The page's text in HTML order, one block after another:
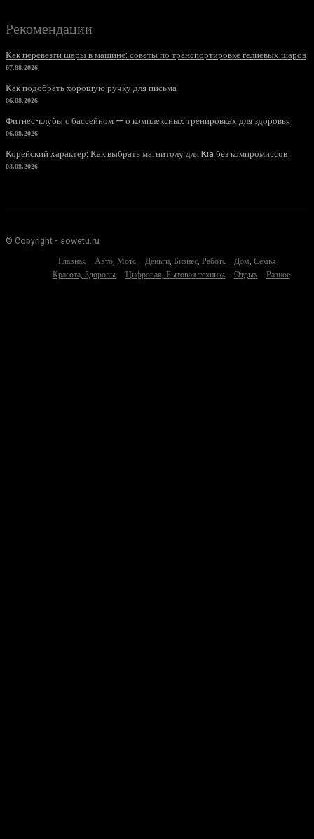
Рекомендации
Как перевезти шары в машине: советы по транспортировке гелиевых шаров
07.08.2026
Как подобрать хорошую ручку для письма
06.08.2026
Фитнес-клубы с бассейном — о комплексных тренировках для здоровья
06.08.2026
Корейский характер: Как выбрать магнитолу для Kia без компромиссов
03.08.2026
© Copyright - sowetu.ru
Главная
Авто, Мото Деньги, Бизнес, Работа
Дом, Семья
Красота, Здоровье
Цифровая, Бытовая техника Отдых Разное